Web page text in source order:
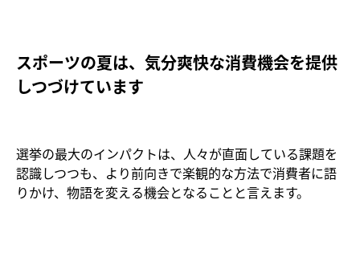
スポーツの夏は、気分爽快な消費機会を提供
しつづけています
選挙の最大のインパクトは、人々が直面している課題を
認識しつつも、より前向きで楽観的な方法で消費者に語
りかけ、物語を変える機会となることと言えます。